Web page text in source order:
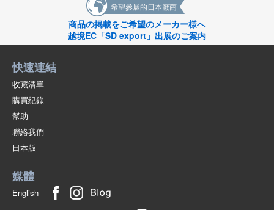
希望參展的日本廠商
商品の掲載をご希望のメーカー様へ
越境EC「SD export」出展のご案内
快速連結
收藏清單
購買紀錄
幫助
聯絡我們
日本版
媒體
English